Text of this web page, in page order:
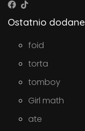
Ostatnio dodane
foid
torta
tomboy
Girl math
ate